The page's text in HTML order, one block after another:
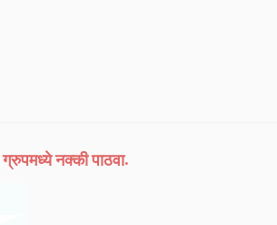
ग्रुपमध्ये नक्की पाठवा.